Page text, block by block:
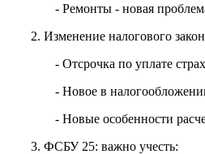
- Ремонты - новая
2. Изменение налогового
- Отсрочка по уплате
- Новое в
- Новые особенности
3. ФСБУ 25: важно учесть: